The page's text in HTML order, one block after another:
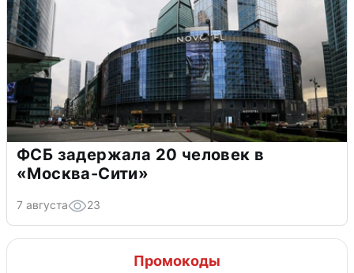
ФСБ задержала 20 человек в
«Москва-Сити»
7 августа 23
Промокоды